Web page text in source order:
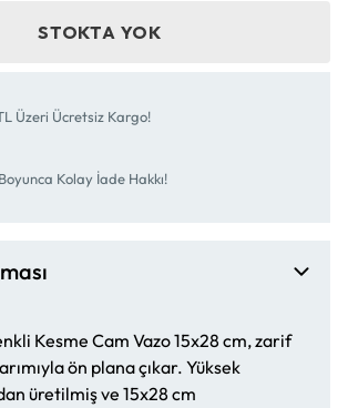
STOKTA YOK
Üzeri Ücretsiz Kargo!
Kolay İade Hakkı!
Kesme Cam Vazo 15x28 cm, zarif
ön plana çıkar. Yüksek
üretilmiş ve 15x28 cm